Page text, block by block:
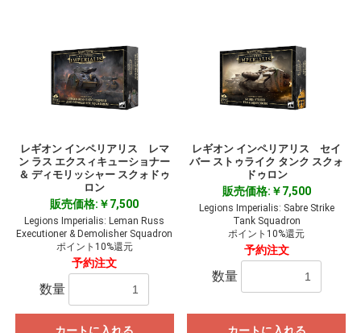
レギオン インペリアリス レマ
ン ラス エクスィキューショナー
＆ ディモリッシャー スクォドゥ
ロン
販売価格:￥7,500
Legions Imperialis: Leman Russ
Executioner & Demolisher Squadron
ポイント10%還元
予約注文
数量
レギオン インペリアリス セイ
バー ストゥライク タンク スクォ
ドゥロン
販売価格:￥7,500
Legions Imperialis: Sabre Strike
Tank Squadron
ポイント10%還元
予約注文
数量